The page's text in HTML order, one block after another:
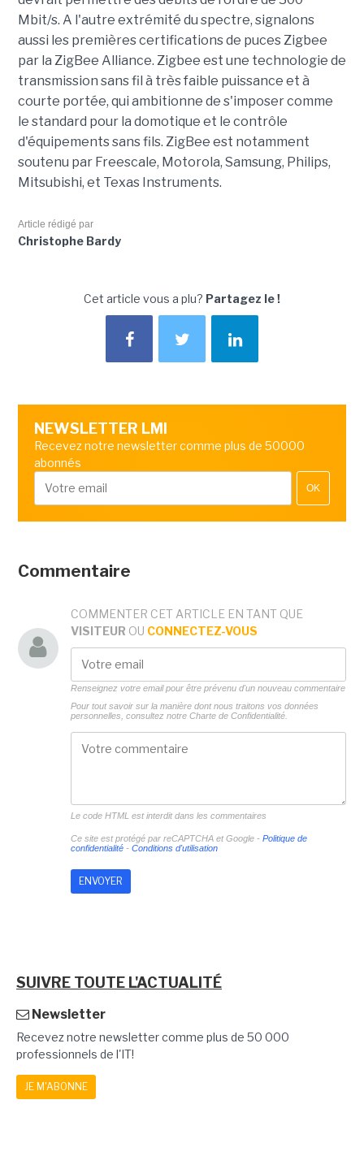
Mbit/s. A l'autre extrémité du spectre, signalons
aussi les premières certifications de puces Zigbee
par la ZigBee Alliance. Zigbee est une technologie de
transmission sans fil à très faible puissance et à
courte portée, qui ambitionne de s'imposer comme
le standard pour la domotique et le contrôle
d'équipements sans fils. ZigBee est notamment
soutenu par Freescale, Motorola, Samsung, Philips,
Mitsubishi, et Texas Instruments.
Article rédigé par
Christophe Bardy
Cet article vous a plu? Partagez le !
NEWSLETTER LMI
Recevez notre newsletter comme plus de 50000
abonnés
OK
Commentaire
COMMENTER CET ARTICLE EN TANT QUE
VISITEUR OU CONNECTEZ-VOUS
Renseignez votre email pour être prévenu d'un nouveau commentaire
Pour tout savoir sur la manière dont nous traitons vos données
personnelles, consultez notre Charte de Confidentialité.
Le code HTML est interdit dans les commentaires
Ce site est protégé par reCAPTCHA et Google - Politique de
confidentialité- Conditions d'utilisation
SUIVRE TOUTE L'ACTUALITÉ
Newsletter
Recevez notre newsletter comme plus de 50 000
professionnels de l'IT!
JE M'ABONNE